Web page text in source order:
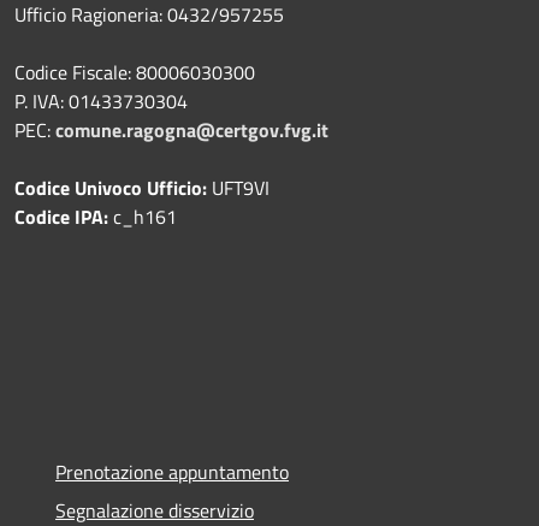
Ufficio Ragioneria: 0432/957255
Codice Fiscale: 80006030300
P. IVA: 01433730304
PEC:comune.ragogna@certgov.fvg.it
Codice Univoco Ufficio: UFT9VI
Codice IPA:c_h161
Prenotazione appuntamento
Segnalazione disservizio